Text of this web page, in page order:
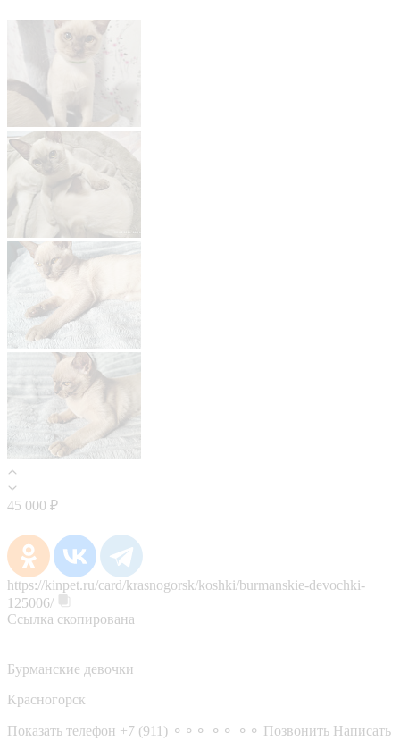
45 000 ₽
https://kinpet.ru/card/krasnogorsk/koshki/burmanskie-devochki-
125006/
Ссылка скопирована
Бурманские девочки
Красногорск
Показать телефон +7 (911) ⚬⚬⚬ ⚬⚬ ⚬⚬ Позвонить Написать